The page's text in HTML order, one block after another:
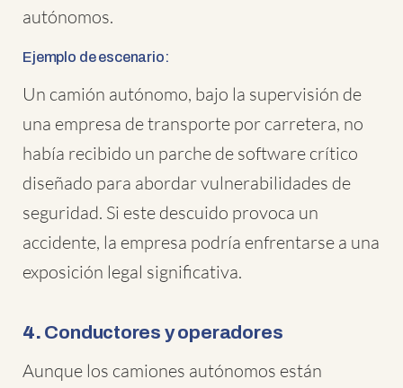
autónomos.
Ejemplo de escenario:
Un camión autónomo, bajo la supervisión de
una empresa de transporte por carretera, no
había recibido un parche de software crítico
diseñado para abordar vulnerabilidades de
seguridad. Si este descuido provoca un
accidente, la empresa podría enfrentarse a una
exposición legal significativa.
4. Conductores y operadores
Aunque los camiones autónomos están